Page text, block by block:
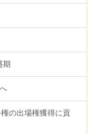
期
の出場権獲得に貢